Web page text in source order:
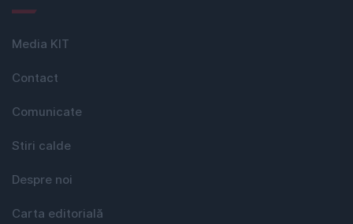
Media KIT
Contact
Comunicate
Stiri calde
Despre noi
Carta editorială